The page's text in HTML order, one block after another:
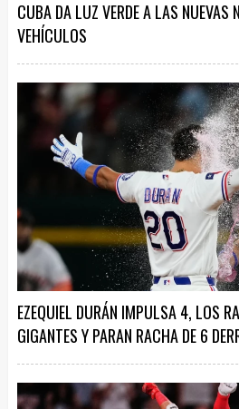
CUBA DA LUZ VERDE A LAS NUEVAS
VEHÍCULOS
EZEQUIEL DURÁN IMPULSA 4, LOS
GIGANTES Y PARAN RACHA DE 6